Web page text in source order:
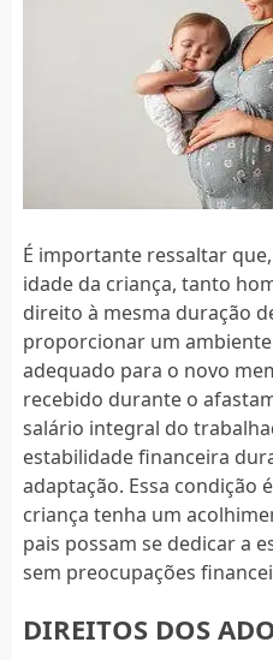
É importante ressaltar
idade da criança, tanto
direito à mesma duração
proporcionar um
adequado para o novo
recebido durante o
salário integral do
estabilidade financeira
adaptação. Essa condição
criança tenha um
pais possam se dedicar a
sem preocupações
DIREITOS DOS